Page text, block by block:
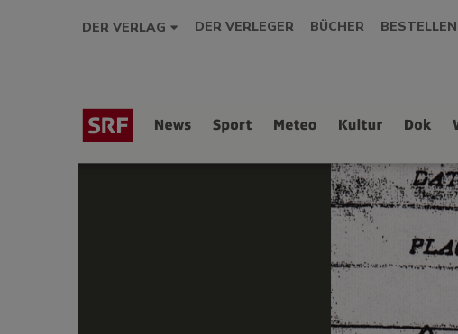
DER VERLAG DER VERLEGER BÜCHER BESTELLEN